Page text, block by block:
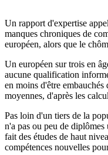
Un rapport d'expertise
manques chroniques de
européen, alors que le
Un européen sur trois en
aucune qualification
en moins d'être
moyennes, d'après les
Pas loin d'un tiers de la
n'a pas ou peu de
fait des études de haut
compétences nouvelles